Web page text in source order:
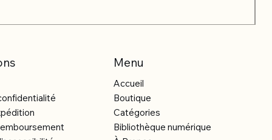
Menu
Accueil
Boutique
Catégories
Bibliothèque numérique